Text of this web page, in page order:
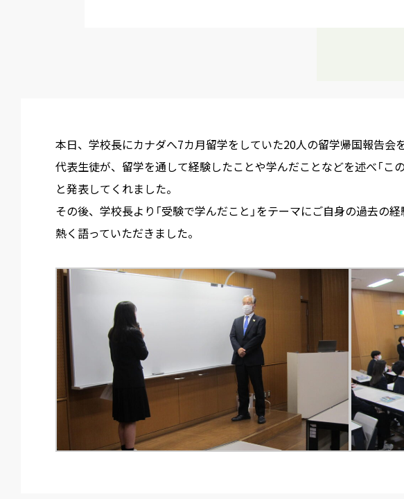
本日、学校長にカナダへ7カ月留学をしていた20人の留学帰国報告会
代表生徒が、留学を通して経験したことや学んだことなどを述べ「こ
と発表してくれました。
その後、学校長より「受験で学んだこと」をテーマにご自身の過去の
熱く語っていただきました。